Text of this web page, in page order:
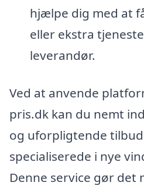
hjælpe dig med at
eller ekstra
leverandør.
Ved at anvende
pris.dk kan du nemt
og uforpligtende
specialiserede i nye
Denne service gør det